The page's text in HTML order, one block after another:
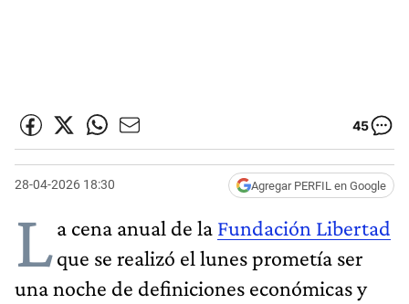
45
28-04-2026 18:30 Agregar PERFIL en Google
La cena anual de la Fundación Libertad
que se realizó el lunes prometía ser
una noche de definiciones económicas y